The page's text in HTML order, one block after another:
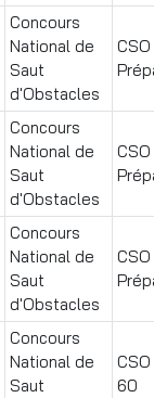
Concours
National de
Saut
d'Obstacles
CSO
Concours
National de
Saut
d'Obstacles
CSO
Concours
National de
Saut
d'Obstacles
CSO
Concours
National de
Saut
60